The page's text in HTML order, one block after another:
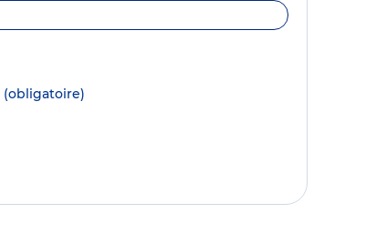
(obligatoire)